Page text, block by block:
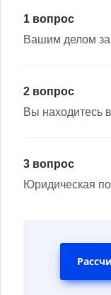
1 вопрос
Вашим делом
2 вопрос
Вы находитесь
3 вопрос
Юридическая